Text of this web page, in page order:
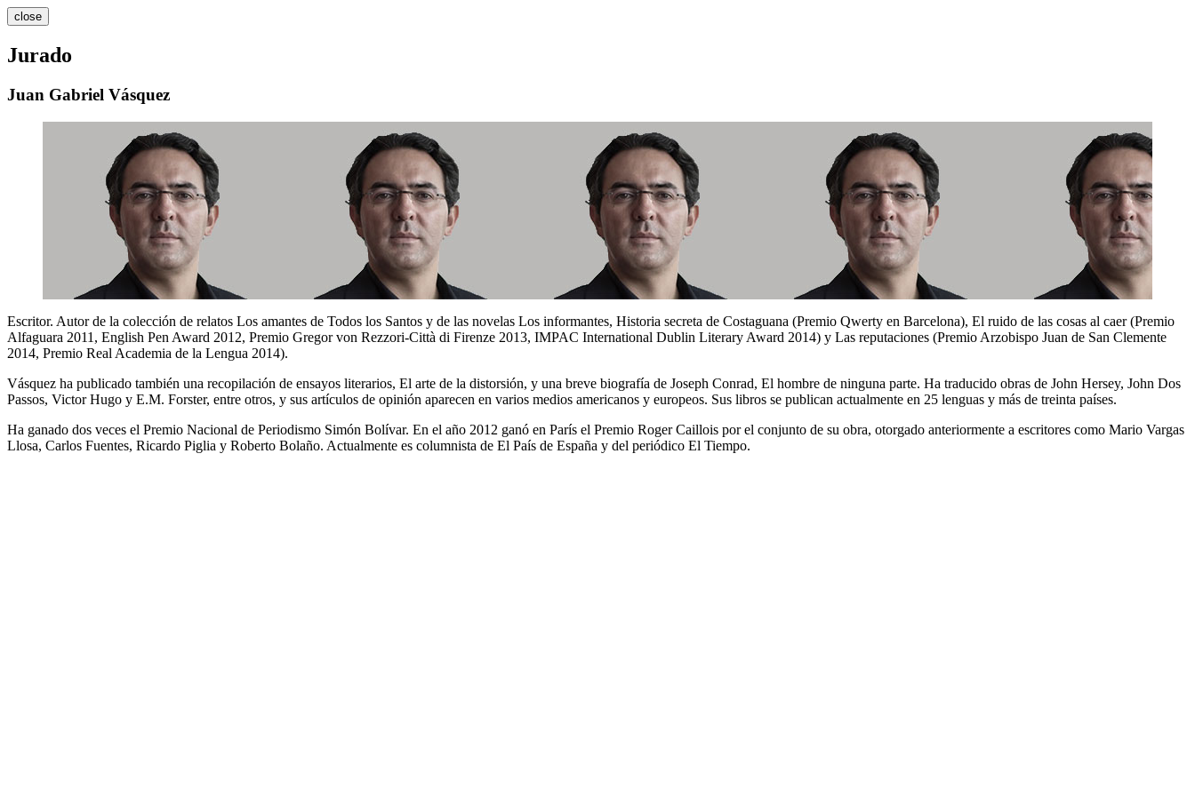
close
Jurado
Juan Gabriel Vásquez
Escritor. Autor de la colección de relatos Los amantes de Todos los Santos y de las novelas Los informantes, Historia secreta de Costaguana (Premio Qwerty en Barcelona), El ruido de las cosas al caer (Premio
Alfaguara 2011, English Pen Award 2012, Premio Gregor von Rezzori-Città di Firenze 2013, IMPAC International Dublin Literary Award 2014) y Las reputaciones (Premio Arzobispo Juan de San Clemente
2014, Premio Real Academia de la Lengua 2014).
Vásquez ha publicado también una recopilación de ensayos literarios, El arte de la distorsión, y una breve biografía de Joseph Conrad, El hombre de ninguna parte. Ha traducido obras de John Hersey, John Dos
Passos, Victor Hugo y E.M. Forster, entre otros, y sus artículos de opinión aparecen en varios medios americanos y europeos. Sus libros se publican actualmente en 25 lenguas y más de treinta países.
Ha ganado dos veces el Premio Nacional de Periodismo Simón Bolívar. En el año 2012 ganó en París el Premio Roger Caillois por el conjunto de su obra, otorgado anteriormente a escritores como Mario Vargas
Llosa, Carlos Fuentes, Ricardo Piglia y Roberto Bolaño. Actualmente es columnista de El País de España y del periódico El Tiempo.